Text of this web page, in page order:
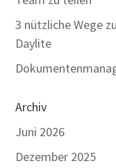
3 nützliche Wege
Daylite
Archiv
Juni 2026
Dezember 2025